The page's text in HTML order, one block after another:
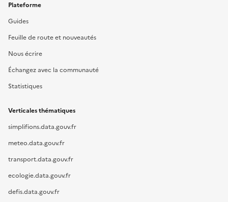
Plateforme
Guides
Feuille de route et nouveautés
Nous écrire
Échangez avec la communauté
Statistiques
Verticales thématiques
simplifions.data.gouv.fr
meteo.data.gouv.fr
transport.data.gouv.fr
ecologie.data.gouv.fr
defis.data.gouv.fr